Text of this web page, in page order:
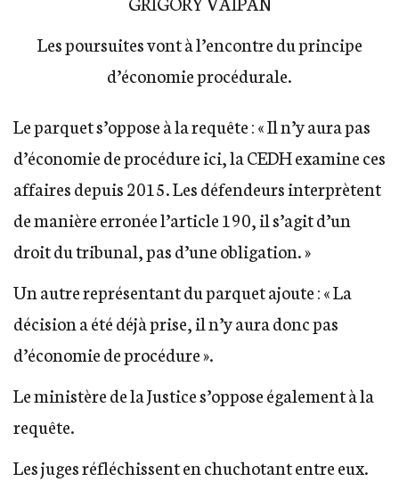
Les poursuites vont à l’encontre du principe
d’économie procédurale.
Le parquet s’oppose à la requête : « Il n’y aura pas
d’économie de procédure ici, la CEDH examine ces
affaires depuis 2015. Les défendeurs interprètent
de manière erronée l’article 190, il s’agit d’un
droit du tribunal, pas d’une obligation. »
Un autre représentant du parquet ajoute : « La
décision a été déjà prise, il n’y aura donc pas
d’économie de procédure ».
Le ministère de la Justice s’oppose également à la
requête.
Les juges réfléchissent en chuchotant entre eux.